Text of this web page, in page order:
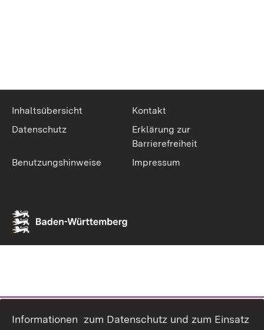
Inhaltsübersicht
Kontakt
Datenschutz
Erklärung zur
Barrierefreiheit
Benutzungshinweise
Impressum
Informationen zum Datenschutz und zum Einsatz